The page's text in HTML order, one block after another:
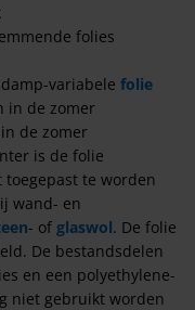
folies
variabele folie
in de zomer
de zomer
is de folie
toegepast te worden
wand- en
- of glaswol. De folie
De bestandsdelen
en een polyethylene-
niet gebruikt worden